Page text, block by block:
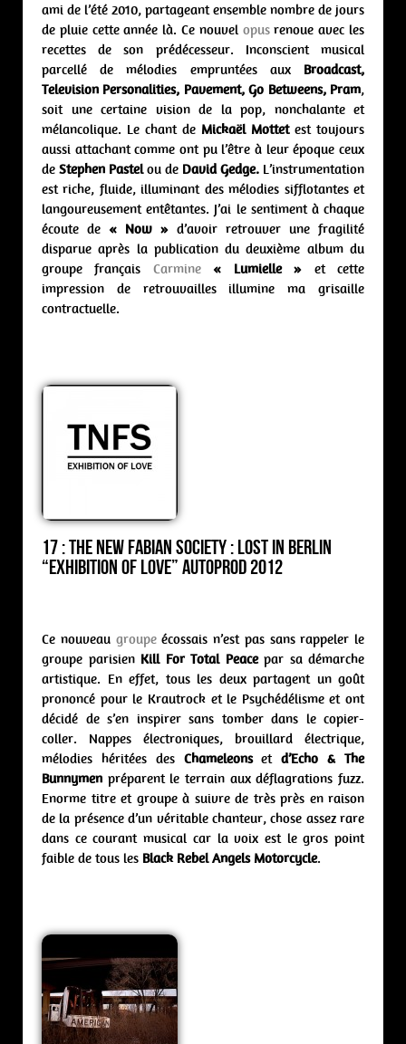
ami de l’été 2010, partageant ensemble nombre de jours
de pluie cette année là. Ce nouvel opusrenoue avec les
recettes de son prédécesseur. Inconscient musical
parcellé de mélodies empruntées aux Broadcast,
Television Personalities, Pavement, Go Betweens, Pram,
soit une certaine vision de la pop, nonchalante et
mélancolique. Le chant de Mickaël Mottetest toujours
aussi attachant comme ont pu l’être à leur époque ceux
de Stephen Pastelou de David Gedge. L’instrumentation
est riche, fluide, illuminant des mélodies sifflotantes et
langoureusement entêtantes. J’ai le sentiment à chaque
écoute de « Now » d’avoir retrouver une fragilité
disparue après la publication du deuxième album du
groupe français Carmine« Lumielle » et cette
impression de retrouvailles illumine ma grisaille
contractuelle.
17 : The New Fabian Society : lost in berlin
“Exhibition of Love” Autoprod 2012
Ce nouveau groupeécossais n’est pas sans rappeler le
groupe parisien Kill For Total Peacepar sa démarche
artistique. En effet, tous les deux partagent un goût
prononcé pour le Krautrock et le Psychédélisme et ont
décidé de s’en inspirer sans tomber dans le copier-
coller. Nappes électroniques, brouillard électrique,
mélodies héritées des Chameleonsetd’Echo & The
Bunnymen préparent le terrain aux déflagrations fuzz.
Enorme titre et groupe à suivre de très près en raison
de la présence d’un véritable chanteur, chose assez rare
dans ce courant musical car la voix est le gros point
faible de tous les Black Rebel Angels Motorcycle.